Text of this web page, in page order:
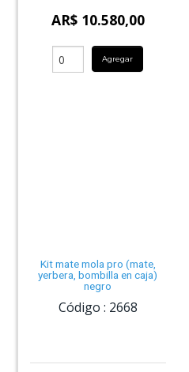
AR$ 10.580,00
Agregar
Kit mate mola pro (mate,
yerbera, bombilla en caja)
negro
Código : 2668